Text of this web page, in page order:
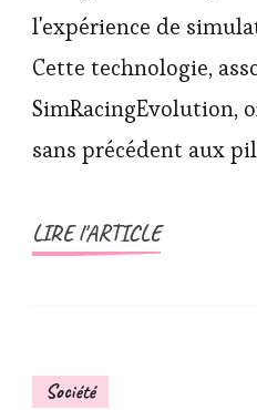
l'expérience de
Cette technologie,
SimRacingEvolution,
sans précédent aux
LIRE l'ARTICLE
Société